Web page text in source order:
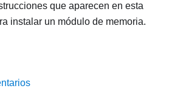
que aparecen en esta
instalar un módulo de memoria.